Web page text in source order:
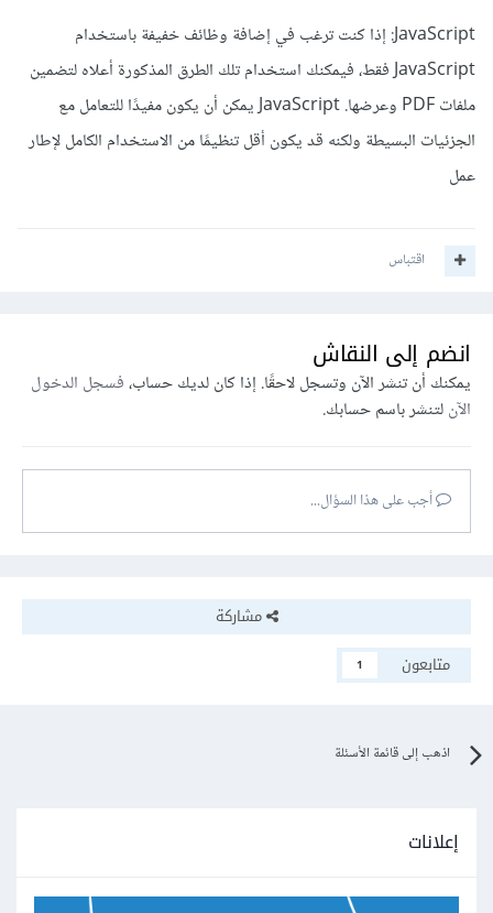
JavaScript: إذا كنت ترغب في إضافة وظائف خفيفة باستخدام
JavaScript فقط، فيمكنك استخدام تلك الطرق المذكورة أعلاه لتضمين
ملفات PDF وعرضها. JavaScript يمكن أن يكون مفيدًا للتعامل مع
الجزئيات البسيطة ولكنه قد يكون أقل تنظيمًا من الاستخدام الكامل لإطار
عمل
اقتباس
انضم إلى النقاش
يمكنك أن تنشر الآن وتسجل لاحقًا. إذا كان لديك حساب،فسجل الدخول
الآنلتنشر باسم حسابك.
أجب على هذا السؤال...
مشاركة
متابعون
1
اذهب إلى قائمة الأسئلة
إعلانات